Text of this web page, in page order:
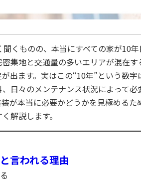
聞くものの、本当にすべての家が10
集地と交通量の多いエリアが混在
出ます。実はこの“10年”という数字
日々のメンテナンス状況によって必
が本当に必要かどうかを見極める
解説します。
言われる理由